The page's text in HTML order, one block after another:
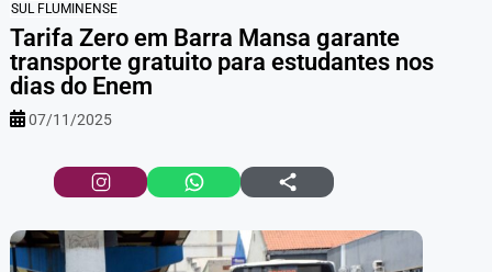
SUL FLUMINENSE
Tarifa Zero em Barra Mansa garante
transporte gratuito para estudantes nos
dias do Enem
07/11/2025